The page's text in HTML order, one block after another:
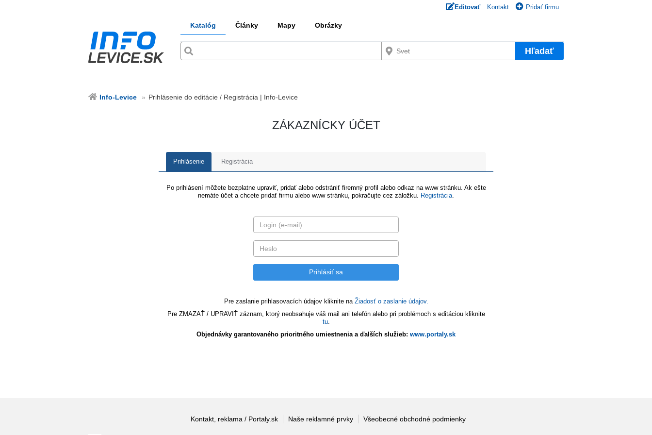
Editovať Kontakt Pridať firmu
Katalóg Články Mapy Obrázky
Hľadať
Info-Levice Prihlásenie do editácie / Registrácia | Info-Levice
ZÁKAZNÍCKY ÚČET
Prihlásenie Registrácia
Po prihlásení môžete bezplatne upraviť, pridať alebo odstrániť firemný profil alebo odkaz na www stránku. Ak ešte
nemáte účet a chcete pridať firmu alebo www stránku, pokračujte cez záložku.
Registrácia
Pre zaslanie prihlasovacích údajov kliknite na Žiadosť o zaslanie údajov.
Pre ZMAZAŤ / UPRAVIŤ záznam, ktorý neobsahuje váš mail ani telefón alebo pri problémoch s editáciou kliknite
tu.
Objednávky garantovaného prioritného umiestnenia a ďalších služieb: www.portaly.sk
Kontakt, reklama / Portaly.sk Naše reklamné prvky Všeobecné obchodné podmienky